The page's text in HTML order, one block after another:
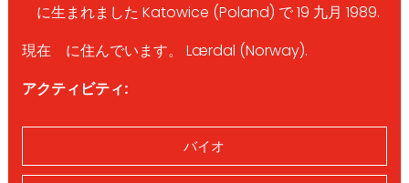
に生まれました Katowice (Poland) で 19 九月 1989.
現在 に住んでいます。 Lærdal (Norway).
アクティビティ:
バイオ